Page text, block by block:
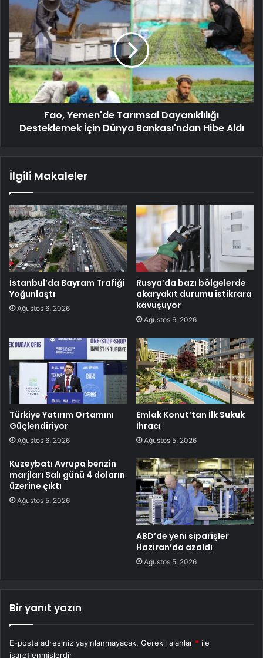
Fao, Yemen'de Tarımsal Dayanıklılığı
Desteklemek İçin Dünya Bankası'ndan Hibe Aldı
İlgili Makaleler
İstanbul’da Bayram Trafiği
Yoğunlaştı
Ağustos 6, 2026
Rusya’da bazı bölgelerde
akaryakıt durumu istikrara
kavuşuyor
Ağustos 6, 2026
Türkiye Yatırım Ortamını
Güçlendiriyor
Ağustos 6, 2026
Emlak Konut’tan İlk Sukuk
İhracı
Ağustos 5, 2026
Kuzeybatı Avrupa benzin
marjları Salı günü 4 doların
üzerine çıktı
Ağustos 5, 2026
ABD’de yeni siparişler
Haziran’da azaldı
Ağustos 5, 2026
Bir yanıt yazın
E-posta adresiniz yayınlanmayacak. Gerekli alanlar * ile
işaretlenmişlerdir